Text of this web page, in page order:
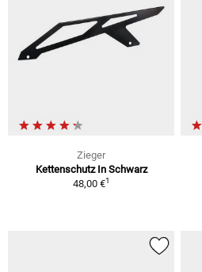
Zieger
Kettenschutz In Schwarz
48,00 €1